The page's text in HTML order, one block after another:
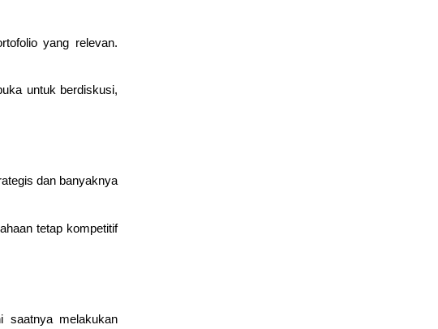
yang relevan.
untuk berdiskusi,
dan banyaknya
tetap kompetitif
saatnya melakukan